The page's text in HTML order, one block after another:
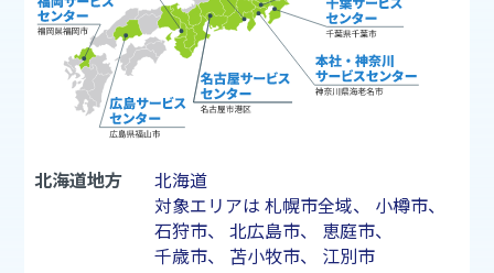
北海道地方
北海道
対象エリアは 札幌市全域、 小樽市、
石狩市、 北広島市、 恵庭市、
千歳市、 苫小牧市、 江別市